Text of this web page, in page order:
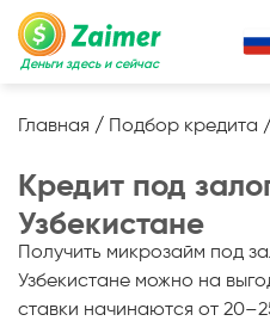
Деньги здесь и сейчас
Кредит под залог авто
Кредит под залог
Кредит под залог
Жизненный цикл вашего
Полезные статьи
Главная / Подбор кредита /
Кредит под
Узбекистане
Получить микрозайм под
Узбекистане можно на
ставки начинаются от